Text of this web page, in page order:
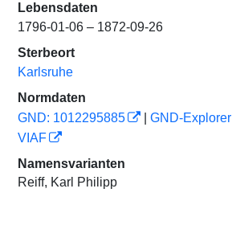
Lebensdaten
1796-01-06 – 1872-09-26
Sterbeort
Karlsruhe
Normdaten
GND: 1012295885
GND-Explorer
VIAF
Namensvarianten
Reiff, Karl Philipp